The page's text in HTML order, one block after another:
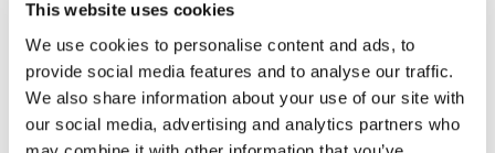
This website uses cookies
We use cookies to personalise content and ads, to
provide social media features and to analyse our traffic.
We also share information about your use of our site with
our social media, advertising and analytics partners who